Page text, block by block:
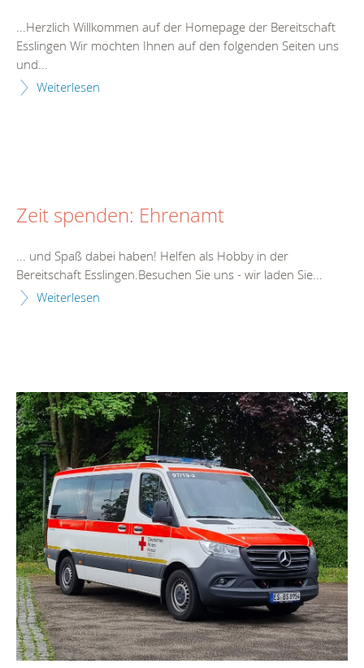
...Herzlich Willkommen auf der Homepage der Bereitschaft
Esslingen Wir möchten Ihnen auf den folgenden Seiten uns
und...
Weiterlesen
Zeit spenden: Ehrenamt
... und Spaß dabei haben! Helfen als Hobby in der
Bereitschaft Esslingen.Besuchen Sie uns - wir laden Sie...
Weiterlesen